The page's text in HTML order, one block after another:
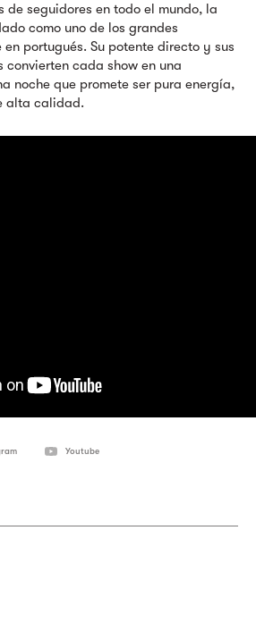
seguidores en todo el mundo, la
como uno de los grandes
portugués. Su potente directo y sus
convierten cada show en una
noche que promete ser pura energía,
alta calidad.
Youtube